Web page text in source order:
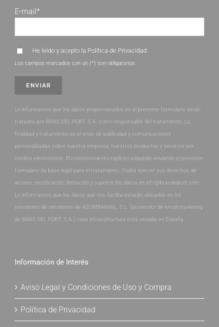
E-mail*
He leído y acepto la Política de Privacidad.
Los campos marcados con un (*) son obligatorios.
Le informamos que los datos proporcionados en el presente formulario serán
tratados por BRAS DEL PORT, S.A. como responsable del tratamiento. La
finalidad y tratamiento es el envío de publicidad y comunicaciones
personalizadas sobre nuestra empresa, nuestros productos y servicios por
medios electrónicos. El consentimiento explícito adquirido enviando el presente
formulario da base legal para el tratamiento. Podrá ejercer sus derechos de
acceso, rectificación, limitación y suprimir los datos en info@brasdelport.com.
Le informamos que los datos que nos facilita estarán ubicados en los
servidores de servidores de ACUMBAMAIL, S.L. (proveedor de email marketing
de BRAS DEL PORT, S.A.) cuya infraestructura está situada en España.
Información de Interés
Aviso Legal y Condiciones de Uso y Compra
Política de Privacidad